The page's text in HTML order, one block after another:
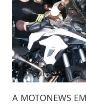
A MOTONEWS